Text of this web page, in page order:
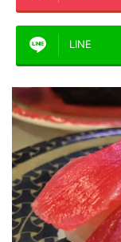
LINE